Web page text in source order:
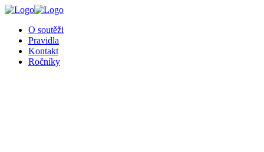
O soutěži
Pravidla
Kontakt
Ročníky